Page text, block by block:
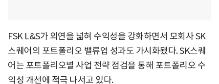
FSK L&S가 외연을 넓혀 수익성을 강화하면서 모회사 SK
스퀘어의 포트폴리오 밸류업 성과도 가시화됐다. SK스퀘
어는 포트폴리오별 사업 전략 점검을 통해 포트폴리오 수
익성 개선에 적극 나서고 있다.